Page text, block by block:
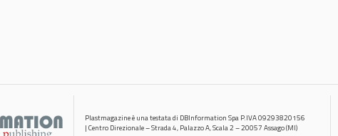
Plastmagazine è una testata di DBInformation Spa P.IVA 09293820156
| Centro Direzionale – Strada 4, Palazzo A, Scala 2 – 20057 Assago (MI)